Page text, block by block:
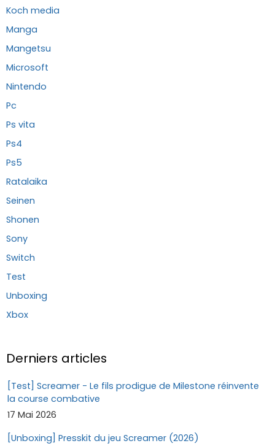
Koch media
Manga
Mangetsu
Microsoft
Nintendo
Pc
Ps vita
Ps4
Ps5
Ratalaika
Seinen
Shonen
Sony
Switch
Test
Unboxing
Xbox
Derniers articles
[Test] Screamer - Le fils prodigue de Milestone réinvente
la course combative
17 Mai 2026
[Unboxing] Presskit du jeu Screamer (2026)